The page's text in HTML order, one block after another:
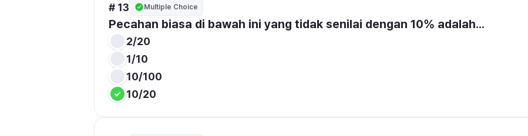
# 13 Multiple Choice
Pecahan biasa di bawah ini yang tidak senilai dengan 10% adalah...
2/20
1/10
10/100
10/20